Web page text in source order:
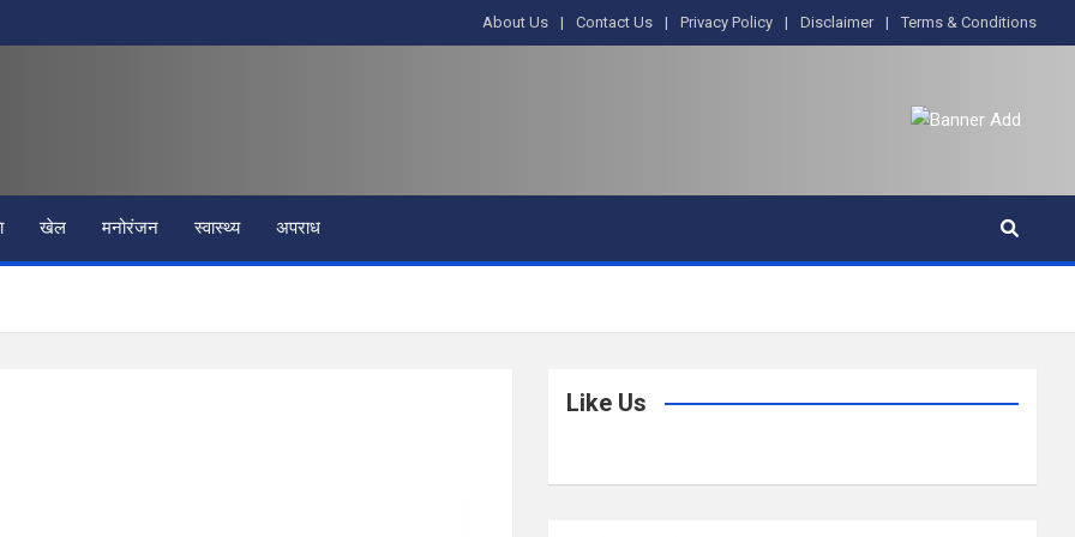
About Us Contact Us Privacy Policy Disclaimer Terms & Conditions
खेल मनोरंजन स्वास्थ्य अपराध
Like Us